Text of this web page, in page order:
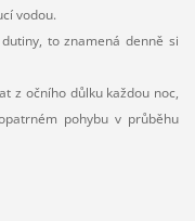
vodou.
to znamená denně si
z očního důlku každou noc,
pohybu v průběhu